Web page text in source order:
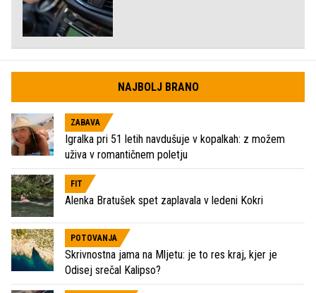
NAJBOLJ BRANO
ZABAVA
Igralka pri 51 letih navdušuje v kopalkah: z možem
uživa v romantičnem poletju
FIT
Alenka Bratušek spet zaplavala v ledeni Kokri
POTOVANJA
Skrivnostna jama na Mljetu: je to res kraj, kjer je
Odisej srečal Kalipso?